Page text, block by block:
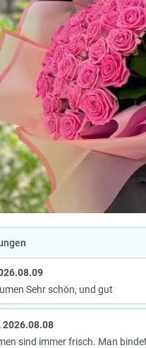
Sehr schön, und gut
2026.08.08
sind immer frisch. Man